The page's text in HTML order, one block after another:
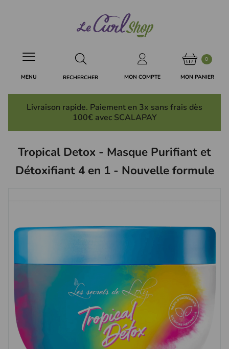
MON COMPTE
0
MON PANIER
RECHERCHER
MENU
Livraison rapide. Paiement en 3x sans frais dès
100€ avec SCALAPAY
Tropical Detox - Masque Purifiant et
Détoxifiant 4 en 1 - Nouvelle formule